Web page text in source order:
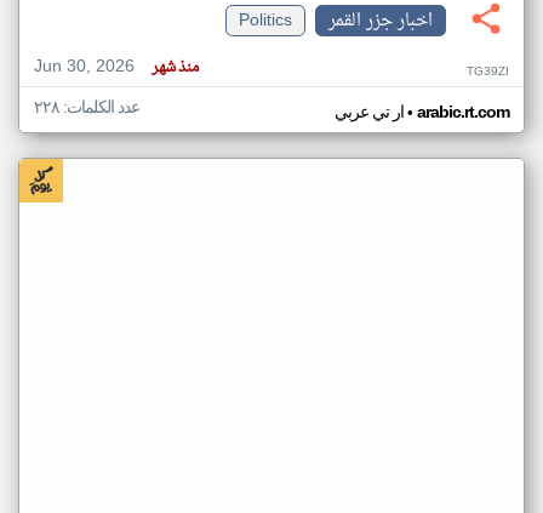
اخبار جزر القمر
Politics
Jun 30, 2026
منذ شهر TG39ZI
ار تي عربي• arabic.rt.com عدد الكلمات: ٢٢٨